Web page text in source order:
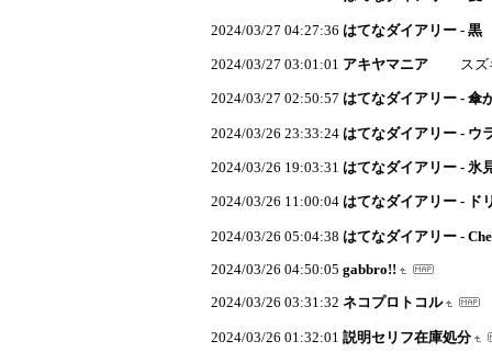
2024/03/27 04:27:36 はてなダイアリー - 黒
2024/03/27 03:01:01 アキヤマニア スズキ
2024/03/27 02:50:57 はてなダイアリー - 傘
2024/03/26 23:33:24 はてなダイアリー - ウ
2024/03/26 19:03:31 はてなダイアリー - 氷
2024/03/26 11:00:04 はてなダイアリー - ド
2024/03/26 05:04:38 はてなダイアリー -
2024/03/26 04:50:05 gabbro!!
2024/03/26 03:31:32 ネコプロトコル
2024/03/26 01:32:01 説明セリフ在庫処分